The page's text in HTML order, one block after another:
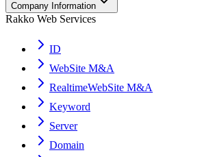
Company Information
Rakko Web Services
ID
WebSite M&A
RealtimeWebSite M&A
Keyword
Server
Domain